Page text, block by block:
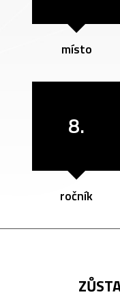
místo
8.
ročník